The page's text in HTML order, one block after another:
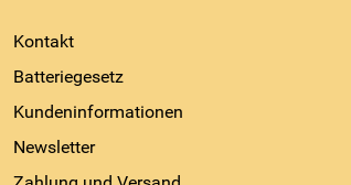
Kontakt
Batteriegesetz
Kundeninformationen
Newsletter